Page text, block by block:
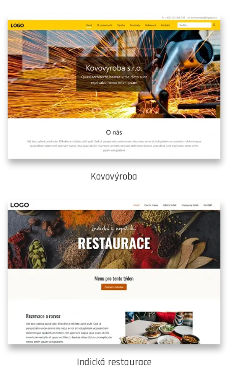
Kovovýroba
Indická restaurace